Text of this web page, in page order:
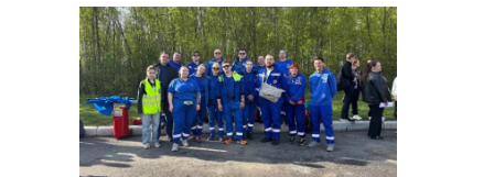
https://vk.com/wall-155353814_22109
Леноблводоканал
показал, как